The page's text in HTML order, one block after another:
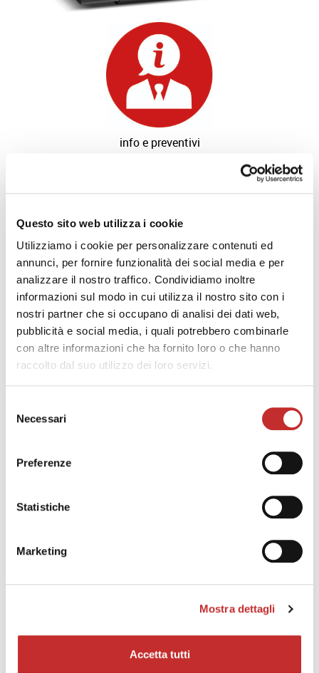
Questo sito web utilizza i cookie
Utilizziamo i cookie per personalizzare contenuti ed
annunci, per fornire funzionalità dei social media e per
analizzare il nostro traffico. Condividiamo inoltre
informazioni sul modo in cui utilizza il nostro sito con i
nostri partner che si occupano di analisi dei dati web,
pubblicità e social media, i quali potrebbero combinarle
con altre informazioni che ha fornito loro o che hanno
raccolto dal suo utilizzo dei loro servizi.
delNecessari
Preferenze
Statistiche
Marketing
Mostra dettagli
Accetta tutti
info e preventivi
richiedi catalogo
prodotto
SCHEDA TECNICA
LAVORO
Diametro max
500
Lunghezza max
1.320
barra
76
mandrino
A
8 8